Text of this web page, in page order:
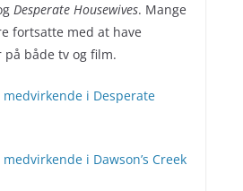
Desperate Housewives. Mange
fortsatte med at have
både tv og film.
i Desperate
i Dawson’s Creek